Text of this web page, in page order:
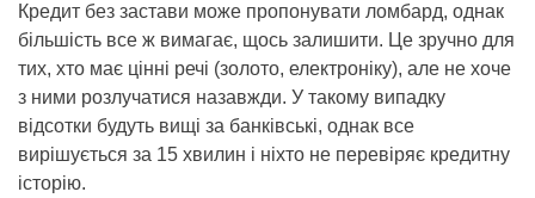
Кредит без застави може пропонувати ломбард, однак
більшість все ж вимагає, щось залишити. Це зручно для
тих, хто має цінні речі (золото, електроніку), але не хоче
з ними розлучатися назавжди. У такому випадку
відсотки будуть вищі за банківські, однак все
вирішується за 15 хвилин і ніхто не перевіряє кредитну
історію.